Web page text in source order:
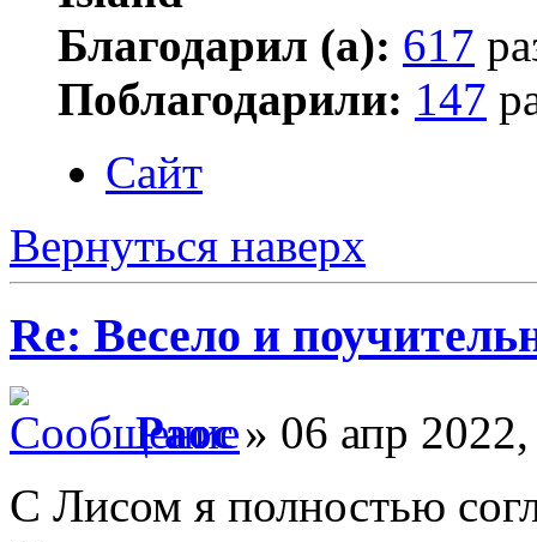
Благодарил (а): 617
Поблагодарили: 147
Сайт
Вернуться наверх
Re: Весело и
Раос» 06 апр
С Лисом я полностью